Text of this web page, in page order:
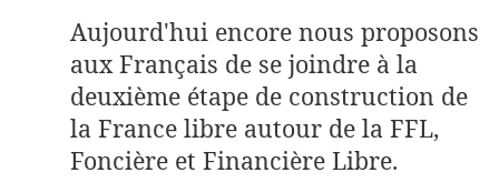
Aujourd'hui encore nous proposons
aux Français de se joindre à la
deuxième étape de construction de
la France libre autour de la FFL,
Foncière et Financière Libre.